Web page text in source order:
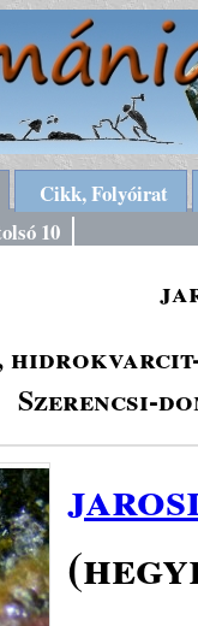
Cikk, Folyóirat
10
Szerencsi-